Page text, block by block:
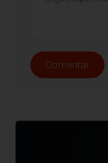
Comentar